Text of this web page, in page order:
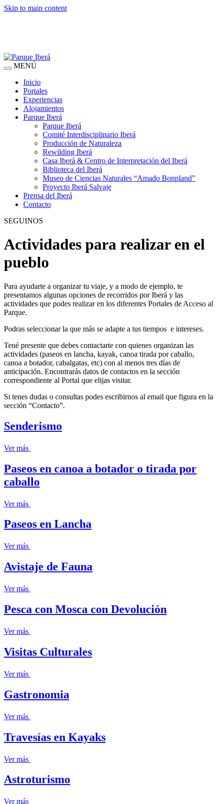
Skip to main content
MENÚ
Inicio
Portales
Experiencias
Alojamientos
Parque Iberá
Parque Iberá
Comité Interdisciplinario Iberá
Producción de Naturaleza
Rewilding Iberá
Casa Iberá & Centro de Interpretación del Iberá
Biblioteca del Iberá
Museo de Ciencias Naturales “Amado Bonpland”
Proyecto Iberá Salvaje
Prensa del Iberá
Contacto
SEGUINOS
Actividades para realizar en el
pueblo
Para ayudarte a organizar tu viaje, y a modo de ejemplo, te
presentamos algunas opciones de recorridos por Iberá y las
actividades que podes realizar en los diferentes Portales de Acceso al
Parque.
Podras seleccionar la que más se adapte a tus tiempos e intereses.
Tené presente que debes contactarte con quienes organizan las
actividades (paseos en lancha, kayak, canoa tirada por caballo,
canoa a botador, cabalgatas, etc) con al menos tres días de
anticipación. Encontrarás datos de contactos en la sección
correspondiente al Portal que elijas visitar.
Si tenes dudas o consultas podes escribirnos al email que figura en la
sección “Contacto”.
Senderismo
Ver más
Paseos en canoa a botador o tirada por
caballo
Ver más
Paseos en Lancha
Ver más
Avistaje de Fauna
Ver más
Pesca con Mosca con Devolución
Ver más
Visitas Culturales
Ver más
Gastronomia
Ver más
Travesías en Kayaks
Ver más
Astroturismo
Ver más